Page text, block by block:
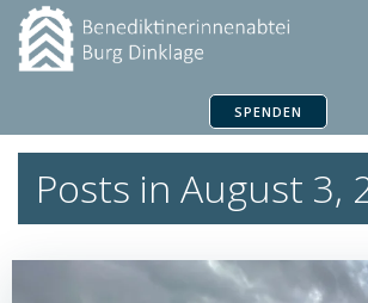
Zum
Inhalt
SPENDEN
Posts in August 3,